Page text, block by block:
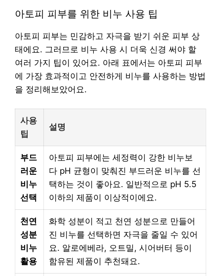
아토피 피부를 위한 비누 사용 팁
아토피 피부는 민감하고 자극을 받기 쉬운 피부 상
태에요. 그러므로 비누 사용 시 더욱 신경 써야 할
여러 가지 팁이 있어요. 아래 표에서는 아토피 피부
에 가장 효과적이고 안전하게 비누를 사용하는 방법
을 정리해보았어요.
사용
팁
설명
부드
러운
비누
선택
아토피 피부에는 세정력이 강한 비누보
다 pH 균형이 맞춰진 부드러운 비누를 선
택하는 것이 좋아요. 일반적으로 pH 5.5
이하의 제품이 이상적이에요.
천연
성분
비누
활용
화학 성분이 적고 천연 성분으로 만들어
진 비누를 선택하면 자극을 줄일 수 있어
요. 알로에베라, 오트밀, 시어버터 등이
함유된 제품이 추천돼요.